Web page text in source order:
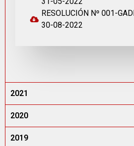
RESOLUCIÓN Nº 001-
30-08-2022
2021
2020
2019